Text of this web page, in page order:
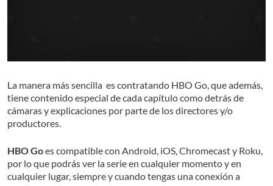
La manera más sencilla es contratando HBO Go, que además,
tiene contenido especial de cada capítulo como detrás de
cámaras y explicaciones por parte de los directores y/o
productores.
HBO Goes compatible con Android, iOS, Chromecast y Roku,
por lo que podrás ver la serie en cualquier momento y en
cualquier lugar, siempre y cuando tengas una conexión a